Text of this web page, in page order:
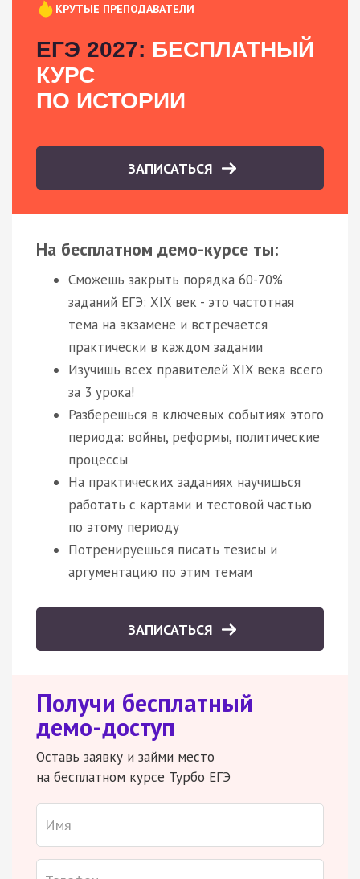
КРУТЫЕ ПРЕПОДАВАТЕЛИ
ЕГЭ 2027: БЕСПЛАТНЫЙ
КУРС
ПО ИСТОРИИ
ЗАПИСАТЬСЯ
На бесплатном демо-курсе ты:
Сможешь закрыть порядка 60-70%
заданий ЕГЭ: XIX век - это частотная
тема на экзамене и встречается
практически в каждом задании
Изучишь всех правителей XIX века всего
за 3 урока!
Разберешься в ключевых событиях этого
периода: войны, реформы, политические
процессы
На практических заданиях научишься
работать с картами и тестовой частью
по этому периоду
Потренируешься писать тезисы и
аргументацию по этим темам
ЗАПИСАТЬСЯ
Получи бесплатный
демо-доступ
Оставь заявку и займи место
на бесплатном курсе Турбо ЕГЭ